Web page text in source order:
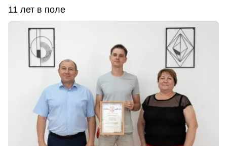
11 лет в поле